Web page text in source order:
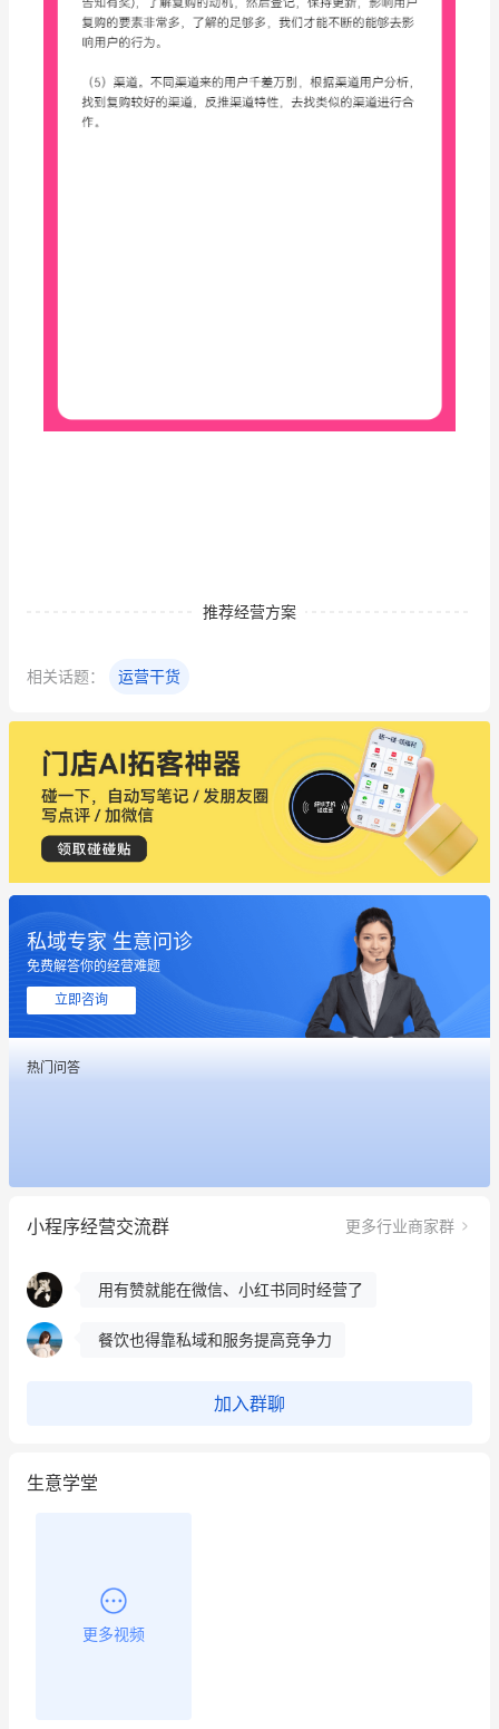
推荐经营方案
相关话题： 运营干货
私域专家 生意问诊
免费解答你的经营难题
立即咨询
热门问答
小程序经营交流群 更多行业商家群
这个营销策划案例推荐大家看一下
用有赞就能在微信、小红书同时经营了
餐饮也得靠私域和服务提高竞争力
这个营销策划案例推荐大家看一下
餐饮也得靠私域和服务提高竞争力
昨晚的直播课程太好啦❤️
加入群聊
生意学堂
更多视频